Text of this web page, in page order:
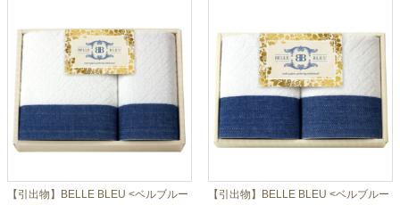
【引出物】BELLE BLEU <ベルブルー
【引出物】BELLE BLEU <ベルブルー